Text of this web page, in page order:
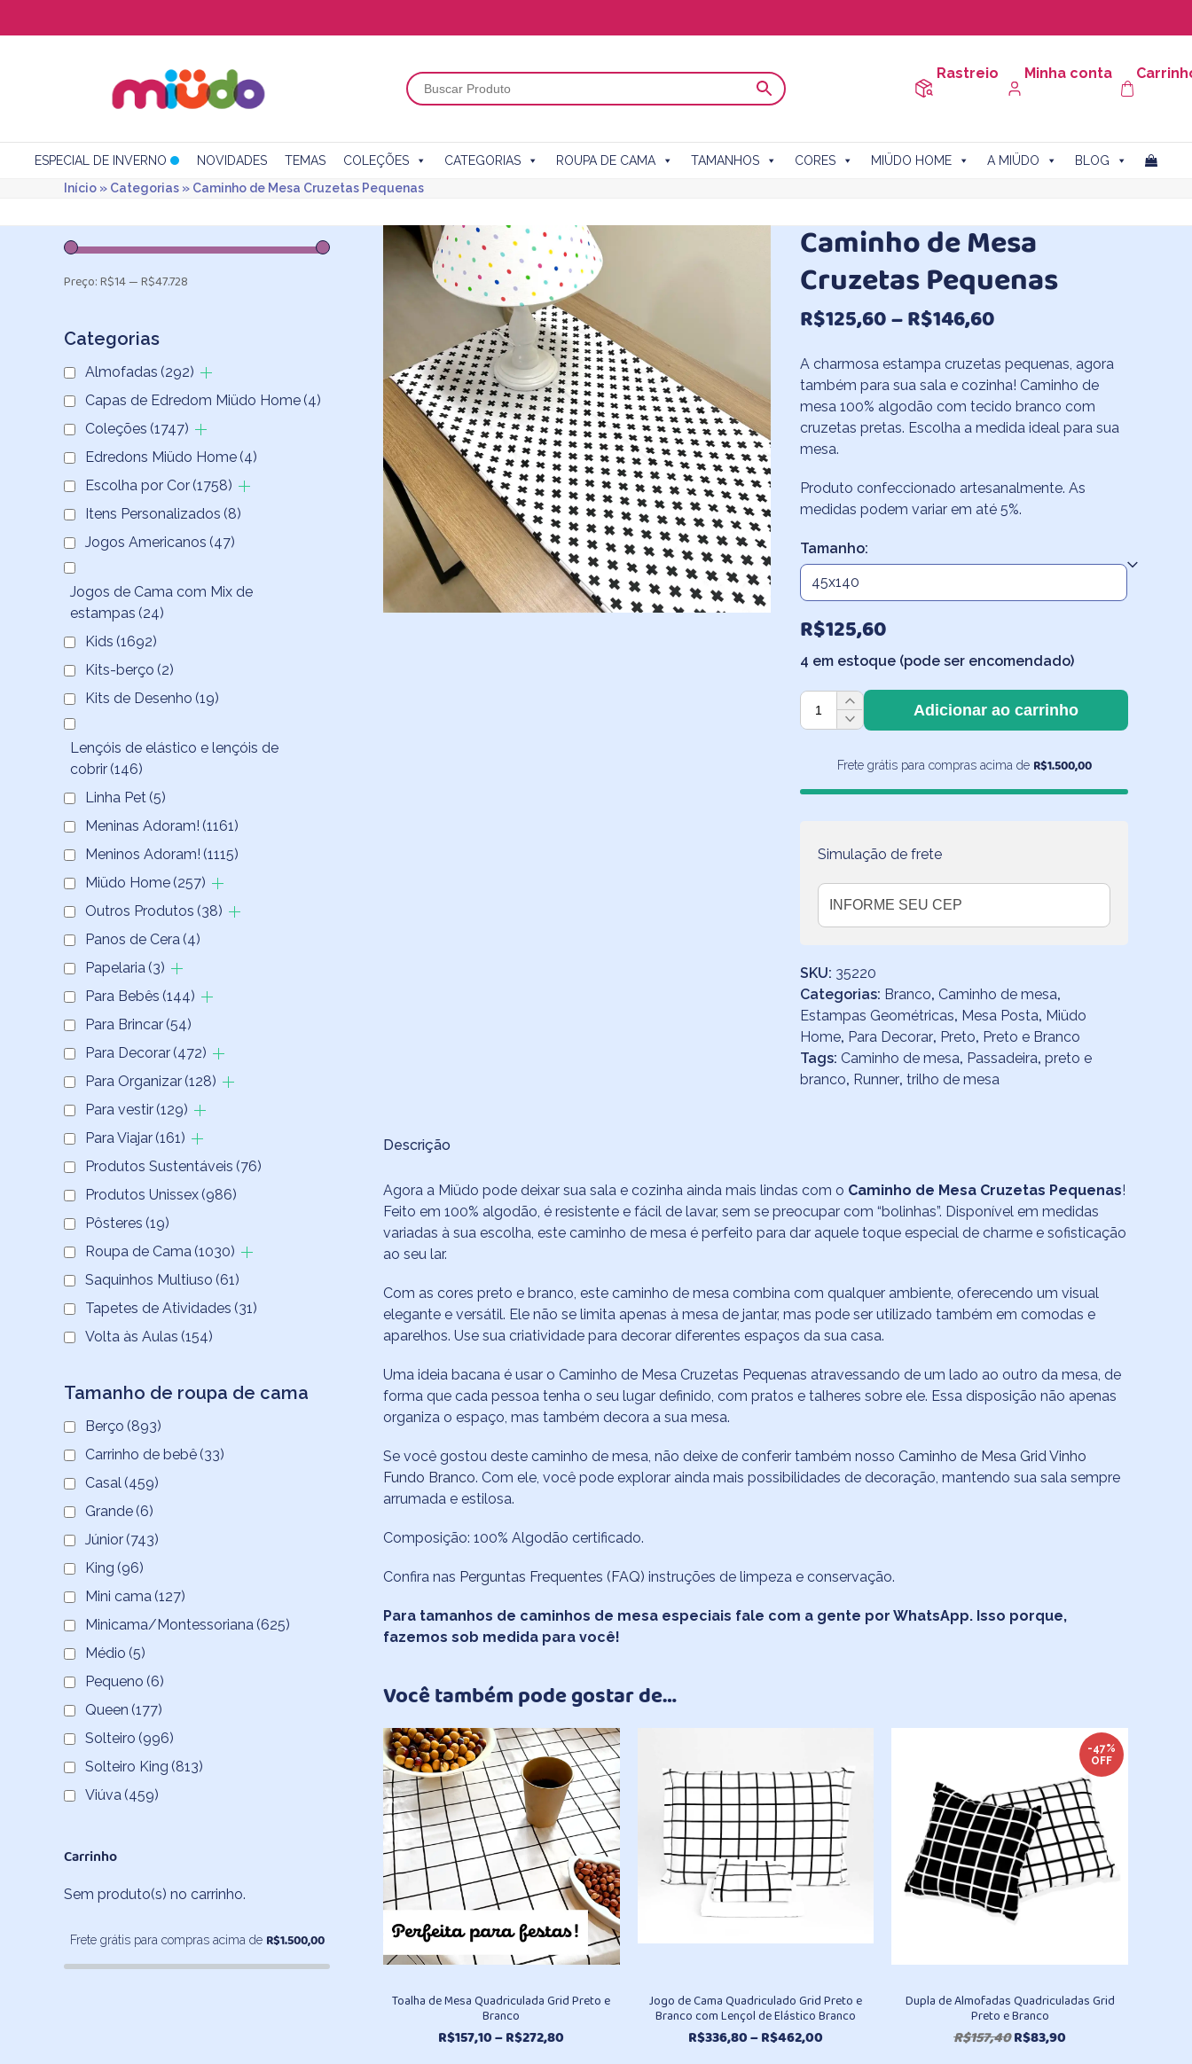
Rastreio
Minha conta
ESPECIAL DE INVERNO NOVIDADES TEMAS COLEÇÕES CATEGORIAS ROUPA DE CAMA TAMANHOS CORES MIÜDO HOME A MIÜDO
BLOG
Início » Categorias » Caminho de Mesa Cruzetas Pequenas
Caminho de Mesa
Cruzetas Pequenas
R$125,60–R$146,60
preço:
R$125,60
através
R$146,60
A charmosa estampa cruzetas pequenas, agora
também para sua sala e cozinha! Caminho de
mesa 100% algodão com tecido branco com
cruzetas pretas. Escolha a medida ideal para sua
mesa.
Produto confeccionado artesanalmente. As
medidas podem variar em até 5%.
Tamanho:
R$125,60
4 em estoque (pode ser encomendado)
Caminho
de
Cruzetas
Pequenas
Adicionar ao carrinho
Frete grátis para compras acima de R$1.500,00
Simulação de frete
SKU: 35220
Categorias: Branco, Caminho de mesa,
Estampas Geométricas, Mesa Posta, Miüdo
Home, Para Decorar, Preto, Preto e Branco
Tags: Caminho de mesa, Passadeira,preto e
branco, Runner,trilho de mesa
Descrição
Agora a Miüdo pode deixar sua sala e cozinha ainda mais lindas com o Caminho de Mesa Cruzetas Pequenas!
Feito em 100% algodão, é resistente e fácil de lavar, sem se preocupar com “bolinhas”. Disponível em medidas
variadas à sua escolha, este caminho de mesa é perfeito para dar aquele toque especial de charme e sofisticação
ao seu lar.
Com as cores preto e branco, este caminho de mesa combina com qualquer ambiente, oferecendo um visual
elegante e versátil. Ele não se limita apenas à mesa de jantar, mas pode ser utilizado também em comodas e
aparelhos. Use sua criatividade para decorar diferentes espaços da sua casa.
Uma ideia bacana é usar o Caminho de Mesa Cruzetas Pequenas atravessando de um lado ao outro da mesa, de
forma que cada pessoa tenha o seu lugar definido, com pratos e talheres sobre ele. Essa disposição não apenas
organiza o espaço, mas também decora a sua mesa.
Se você gostou deste caminho de mesa, não deixe de conferir também nosso Caminho de Mesa Grid Vinho
Fundo Branco. Com ele, você pode explorar ainda mais possibilidades de decoração, mantendo sua sala sempre
arrumada e estilosa.
Composição: 100% Algodão certificado.
Confira nas Perguntas Frequentes (FAQ) instruções de limpeza e conservação.
Para tamanhos de caminhos de mesa especiais fale com a gente por WhatsApp. Isso porque,
fazemos sob medida para você!
Você também pode gostar de…
Toalha de Mesa Quadriculada Grid Preto e
Branco
R$157,10–R$272,80
Jogo de Cama Quadriculado Grid Preto e
Branco com Lençol de Elástico Branco
R$336,80–R$462,00Faixa
-47%
OFF
Dupla de Almofadas Quadriculadas Grid
Preto e Branco
R$157,40O
R$83,90
Preço:R$14—R$47.728
Categorias
Almofadas (292)
Capas de Edredom Miüdo Home (4)
Coleções (1747)
Edredons Miüdo Home (4)
Escolha por Cor (1758)
Itens Personalizados (8)
Jogos Americanos (47)
Jogos de Cama com Mix de
estampas (24)
Kids (1692)
Kits-berço (2)
Kits de Desenho (19)
Lençóis de elástico e lençóis de
cobrir (146)
Linha Pet (5)
Meninas Adoram! (1161)
Meninos Adoram! (1115)
Miüdo Home (257)
Outros Produtos (38)
Panos de Cera (4)
Papelaria (3)
Para Bebês (144)
Para Brincar (54)
Para Decorar (472)
Para Organizar (128)
Para vestir (129)
Para Viajar (161)
Produtos Sustentáveis (76)
Produtos Unissex (986)
Pôsteres (19)
Roupa de Cama (1030)
Saquinhos Multiuso (61)
Tapetes de Atividades (31)
Volta às Aulas (154)
Tamanho de roupa de cama
Berço (893)
Carrinho de bebê (33)
Casal (459)
Grande (6)
Júnior (743)
King (96)
Mini cama (127)
Minicama/Montessoriana (625)
Médio (5)
Pequeno (6)
Queen (177)
Solteiro (996)
Solteiro King (813)
Viúva (459)
Carrinho
Sem produto(s) no carrinho.
Frete grátis para compras acima de R$1.500,00